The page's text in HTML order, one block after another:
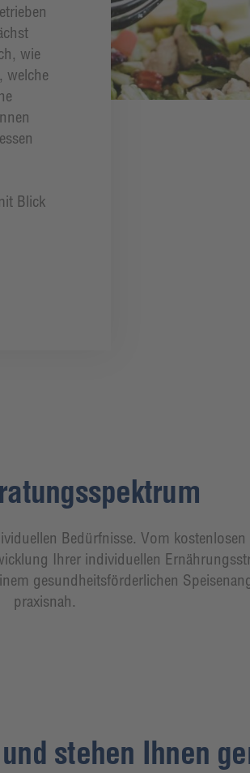
wie
welche
Blick
Bedürfnisse. Vom
Ihrer individuellen
gesundheitsförderlichen
praxisnah.
stehen Ihnen